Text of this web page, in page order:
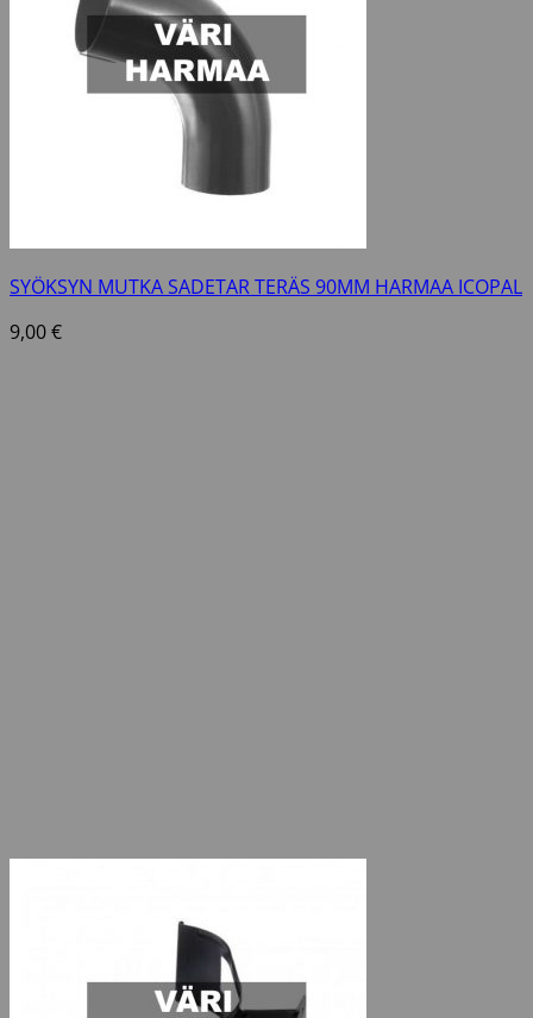
SYÖKSYN MUTKA SADETAR TERÄS 90MM HARMAA ICOPAL
9,00€